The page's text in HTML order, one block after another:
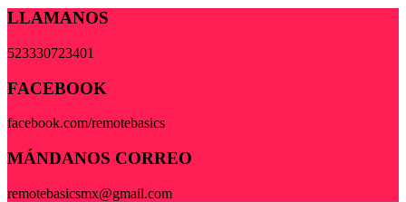
LLAMANOS
523330723401
FACEBOOK
facebook.com/remotebasics
MÁNDANOS CORREO
remotebasicsmx@gmail.com